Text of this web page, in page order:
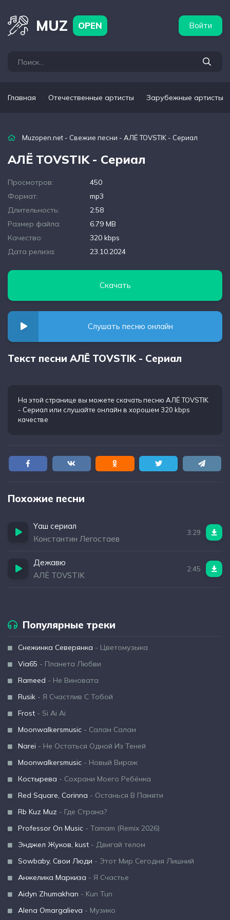
MUZ OPEN Войти
Главная Отечественные артисты Зарубежные артисты
Muzopen.net - Свежие песни - АЛЁ TOVSTIK - Сериал
АЛЁ TOVSTIK - Сериал
Просмотров:
450
Формат:
mp3
Длительность:
2:58
Размер файла:
6.79 MB
Качество:
320 kbps
Дата релиза:
23.10.2024
Скачать
Слушать песню онлайн
Текст песни АЛЁ TOVSTIK - Сериал
На этой странице вы можете скачать песню АЛЁ TOVSTIK
- Сериал или слушайте онлайн в хорошем 320 kbps
качестве
Похожие песни
Yаш сериал
Константин Легостаев
3:29
Дежавю
АЛЁ TOVSTIK
2:45
Популярные треки
Снежинка Северянка - Цветомузыка
Via65 - Планета Любви
Rameed - Не Виновата
Rusik - Я Счастлив С Тобой
Frost - Si Ai Ai
Moonwalkersmusic - Салам Салам
Narei - Не Остаться Одной Из Теней
Moonwalkersmusic - Новый Вираж
Костырева - Сохрани Моего Ребёнка
Red Square, Corinna - Останься В Памяти
Rb Kuz Muz - Где Страна?
Professor On Music - Tamam (Remix 2026)
Энджел Жуков, kust - Двигай телом
Sowbaby, Свои Люди - Этот Мир Сегодня Лишний
Анжелика Маркиза - Я Счастье
Aidyn Zhumakhan - Kun Tun
Alena Omargalieva - Музико
артисты Популярные подборки